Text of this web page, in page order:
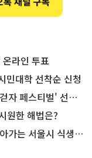
라인 투표
민대학 선착순 신청
티벌' 선착순 5천명
원한 해법은?
시 식생활 교육' 현장